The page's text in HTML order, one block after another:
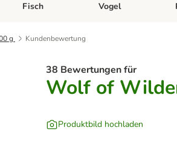
Hundefutter & Zubehör
Kategorie-Menü öffnen: Kleintier
Fisch Kategorie-Menü
Vogel
g Kundenbewertung
38 Bewertungen für
Wolf of
Produktbild hochladen